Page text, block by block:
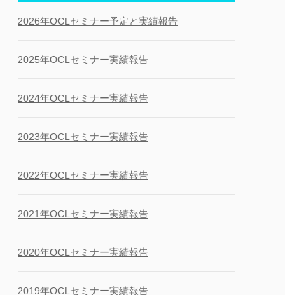
2026年OCLセミナー予定と実績報告
2025年OCLセミナー実績報告
2024年OCLセミナー実績報告
2023年OCLセミナー実績報告
2022年OCLセミナー実績報告
2021年OCLセミナー実績報告
2020年OCLセミナー実績報告
2019年OCLセミナー実績報告